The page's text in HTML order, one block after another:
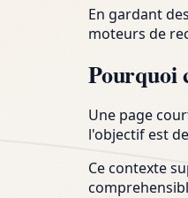
En gardant
moteurs de
Pourquoi
Une page
l'objectif est
Ce contexte